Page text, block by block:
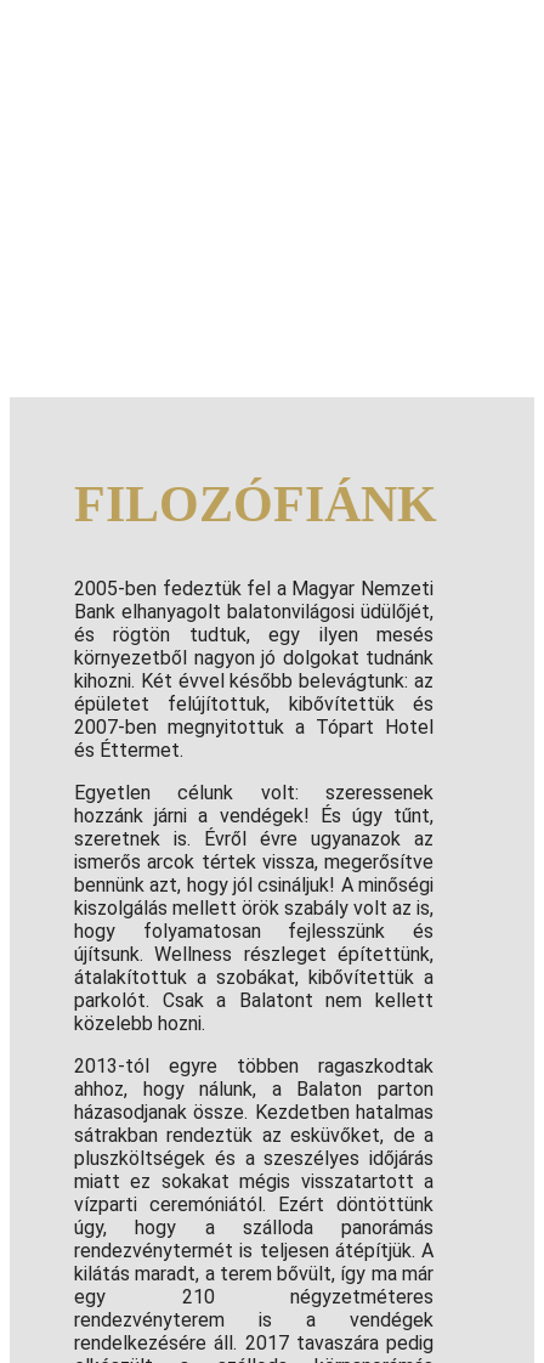
FILOZÓFIÁNK
2005-ben fedeztük fel a Magyar Nemzeti
Bank elhanyagolt balatonvilágosi üdülőjét,
és rögtön tudtuk, egy ilyen mesés
környezetből nagyon jó dolgokat tudnánk
kihozni. Két évvel később belevágtunk: az
épületet felújítottuk, kibővítettük és
2007-ben megnyitottuk a Tópart Hotel
és Éttermet.
Egyetlen célunk volt: szeressenek
hozzánk járni a vendégek! És úgy tűnt,
szeretnek is. Évről évre ugyanazok az
ismerős arcok tértek vissza, megerősítve
bennünk azt, hogy jól csináljuk! A minőségi
kiszolgálás mellett örök szabály volt az is,
hogy folyamatosan fejlesszünk és
újítsunk. Wellness részleget építettünk,
átalakítottuk a szobákat, kibővítettük a
parkolót. Csak a Balatont nem kellett
közelebb hozni.
2013-tól egyre többen ragaszkodtak
ahhoz, hogy nálunk, a Balaton parton
házasodjanak össze. Kezdetben hatalmas
sátrakban rendeztük az esküvőket, de a
pluszköltségek és a szeszélyes időjárás
miatt ez sokakat mégis visszatartott a
vízparti ceremóniától. Ezért döntöttünk
úgy, hogy a szálloda panorámás
rendezvénytermét is teljesen átépítjük. A
kilátás maradt, a terem bővült, így ma már
egy 210 négyzetméteres
rendezvényterem is a vendégek
rendelkezésére áll. 2017 tavaszára pedig